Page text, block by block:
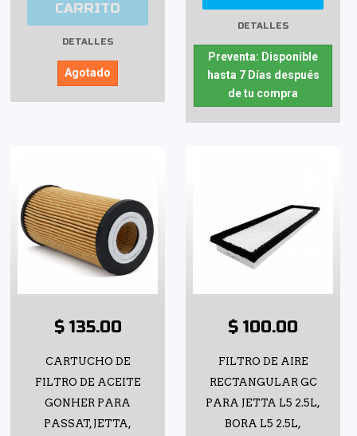
CARRITO
DETALLES
Agotado
DETALLES
Preventa: Disponible
hasta 7 Días después
de tu compra
$ 135.00
CARTUCHO DE
FILTRO DE ACEITE
GONHER PARA
PASSAT, JETTA,
$ 100.00
FILTRO DE AIRE
RECTANGULAR GC
PARA JETTA L5 2.5L,
BORA L5 2.5L,